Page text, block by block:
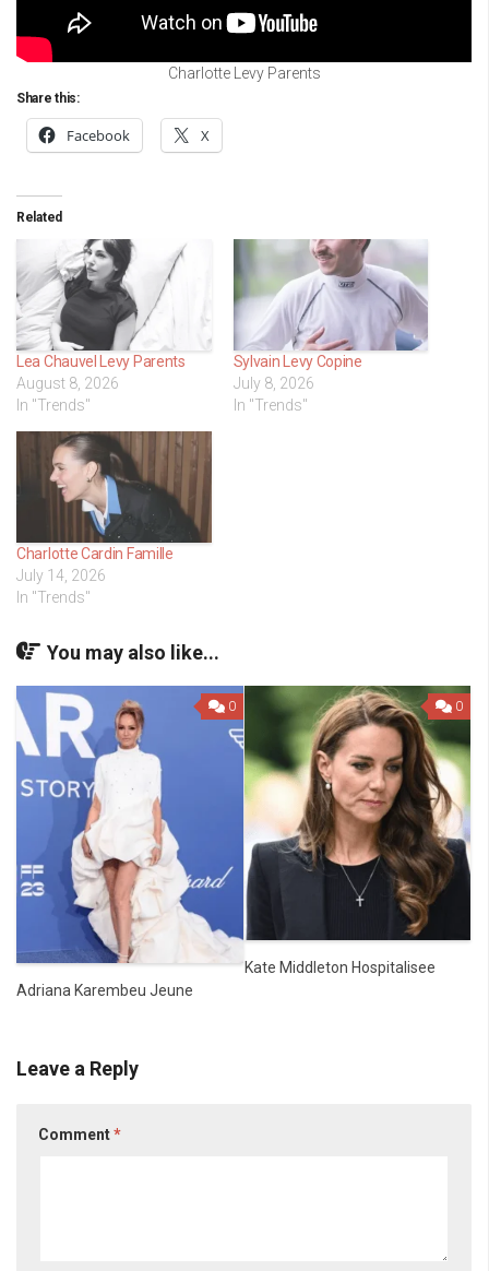
Charlotte Levy Parents
Share this:
Facebook X
Related
Lea Chauvel Levy Parents
August 8, 2026
In "Trends"
Sylvain Levy Copine
July 8, 2026
In "Trends"
Charlotte Cardin Famille
July 14, 2026
In "Trends"
You may also like...
0
Adriana Karembeu Jeune
0
Kate Middleton Hospitalisee
Leave a Reply
Comment*